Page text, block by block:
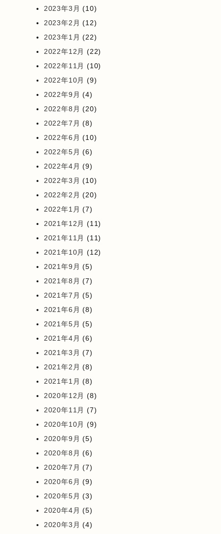
2023年3月 (10)
2023年2月 (12)
2023年1月 (22)
2022年12月 (22)
2022年11月 (10)
2022年10月 (9)
2022年9月 (4)
2022年8月 (20)
2022年7月 (8)
2022年6月 (10)
2022年5月 (6)
2022年4月 (9)
2022年3月 (10)
2022年2月 (20)
2022年1月 (7)
2021年12月 (11)
2021年11月 (11)
2021年10月 (12)
2021年9月 (5)
2021年8月 (7)
2021年7月 (5)
2021年6月 (8)
2021年5月 (5)
2021年4月 (6)
2021年3月 (7)
2021年2月 (8)
2021年1月 (8)
2020年12月 (8)
2020年11月 (7)
2020年10月 (9)
2020年9月 (5)
2020年8月 (6)
2020年7月 (7)
2020年6月 (9)
2020年5月 (3)
2020年4月 (5)
2020年3月 (4)